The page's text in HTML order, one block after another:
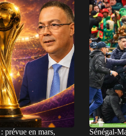
en mars,
Sénégal-